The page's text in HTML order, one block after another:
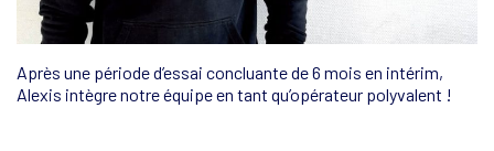
Après une période d’essai concluante de 6 mois en intérim,
Alexis intègre notre équipe en tant qu’opérateur polyvalent !